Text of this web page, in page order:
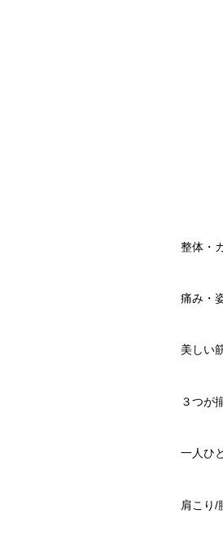
整体・
痛み・
美しい
３つが
一人ひ
肩こり/